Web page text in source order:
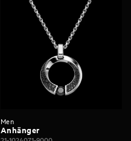
Men
Anhänger